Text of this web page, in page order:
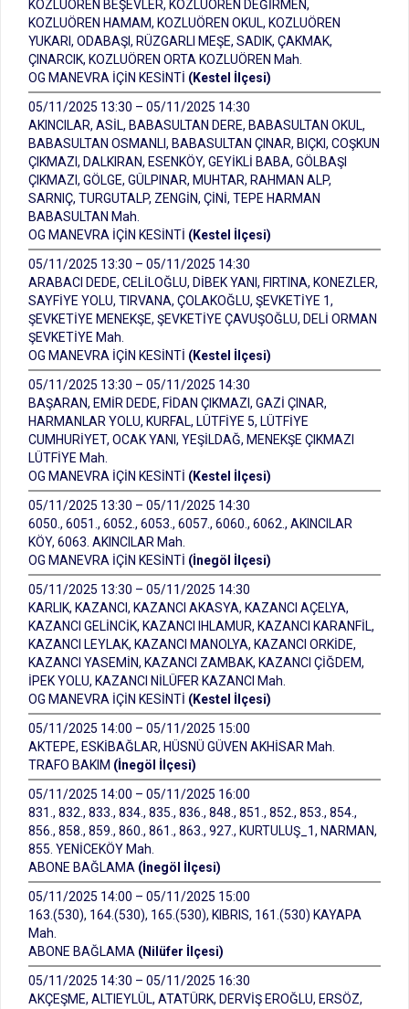
KOZLUÖREN BEŞEVLER, KOZLUÖREN DEĞİRMEN,
KOZLUÖREN HAMAM, KOZLUÖREN OKUL, KOZLUÖREN
YUKARI, ODABAŞI, RÜZGARLI MEŞE, SADIK, ÇAKMAK,
ÇINARCIK, KOZLUÖREN ORTA KOZLUÖREN Mah.
OG MANEVRA İÇİN KESİNTİ (Kestel İlçesi)
05/11/2025 13:30 – 05/11/2025 14:30
AKINCILAR, ASİL, BABASULTAN DERE, BABASULTAN OKUL,
BABASULTAN OSMANLI, BABASULTAN ÇINAR, BIÇKI, COŞKUN
ÇIKMAZI, DALKIRAN, ESENKÖY, GEYİKLİ BABA, GÖLBAŞI
ÇIKMAZI, GÖLGE, GÜLPINAR, MUHTAR, RAHMAN ALP,
SARNIÇ, TURGUTALP, ZENGİN, ÇİNİ, TEPE HARMAN
BABASULTAN Mah.
OG MANEVRA İÇİN KESİNTİ (Kestel İlçesi)
05/11/2025 13:30 – 05/11/2025 14:30
ARABACI DEDE, CELİLOĞLU, DİBEK YANI, FIRTINA, KONEZLER,
SAYFİYE YOLU, TIRVANA, ÇOLAKOĞLU, ŞEVKETİYE 1,
ŞEVKETİYE MENEKŞE, ŞEVKETİYE ÇAVUŞOĞLU, DELİ ORMAN
ŞEVKETİYE Mah.
OG MANEVRA İÇİN KESİNTİ (Kestel İlçesi)
05/11/2025 13:30 – 05/11/2025 14:30
BAŞARAN, EMİR DEDE, FİDAN ÇIKMAZI, GAZİ ÇINAR,
HARMANLAR YOLU, KURFAL, LÜTFİYE 5, LÜTFİYE
CUMHURİYET, OCAK YANI, YEŞİLDAĞ, MENEKŞE ÇIKMAZI
LÜTFİYE Mah.
OG MANEVRA İÇİN KESİNTİ (Kestel İlçesi)
05/11/2025 13:30 – 05/11/2025 14:30
6050., 6051., 6052., 6053., 6057., 6060., 6062., AKINCILAR
KÖY, 6063. AKINCILAR Mah.
OG MANEVRA İÇİN KESİNTİ (İnegöl İlçesi)
05/11/2025 13:30 – 05/11/2025 14:30
KARLIK, KAZANCI, KAZANCI AKASYA, KAZANCI AÇELYA,
KAZANCI GELİNCİK, KAZANCI IHLAMUR, KAZANCI KARANFİL,
KAZANCI LEYLAK, KAZANCI MANOLYA, KAZANCI ORKİDE,
KAZANCI YASEMİN, KAZANCI ZAMBAK, KAZANCI ÇİĞDEM,
İPEK YOLU, KAZANCI NİLÜFER KAZANCI Mah.
OG MANEVRA İÇİN KESİNTİ (Kestel İlçesi)
05/11/2025 14:00 – 05/11/2025 15:00
AKTEPE, ESKİBAĞLAR, HÜSNÜ GÜVEN AKHİSAR Mah.
TRAFO BAKIM (İnegöl İlçesi)
05/11/2025 14:00 – 05/11/2025 16:00
831., 832., 833., 834., 835., 836., 848., 851., 852., 853., 854.,
856., 858., 859., 860., 861., 863., 927., KURTULUŞ_1, NARMAN,
855. YENİCEKÖY Mah.
ABONE BAĞLAMA (İnegöl İlçesi)
05/11/2025 14:00 – 05/11/2025 15:00
163.(530), 164.(530), 165.(530), KIBRIS, 161.(530) KAYAPA
Mah.
ABONE BAĞLAMA (Nilüfer İlçesi)
05/11/2025 14:30 – 05/11/2025 16:30
AKÇEŞME, ALTIEYLÜL, ATATÜRK, DERVİŞ EROĞLU, ERSÖZ,